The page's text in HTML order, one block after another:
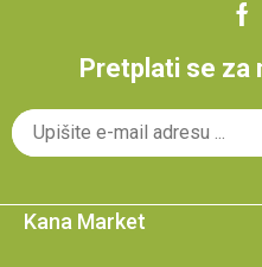
Pretplati se za
Kana Market